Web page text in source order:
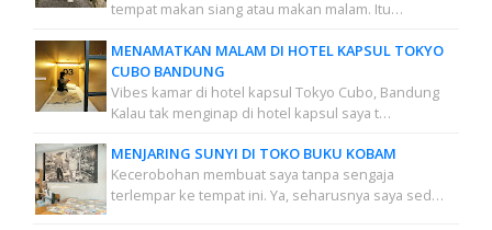
tempat makan siang atau makan malam. Itu…
MENAMATKAN MALAM DI HOTEL KAPSUL TOKYO
CUBO BANDUNG
Vibes kamar di hotel kapsul Tokyo Cubo, Bandung
Kalau tak menginap di hotel kapsul saya t…
MENJARING SUNYI DI TOKO BUKU KOBAM
Kecerobohan membuat saya tanpa sengaja
terlempar ke tempat ini. Ya, seharusnya saya sed…